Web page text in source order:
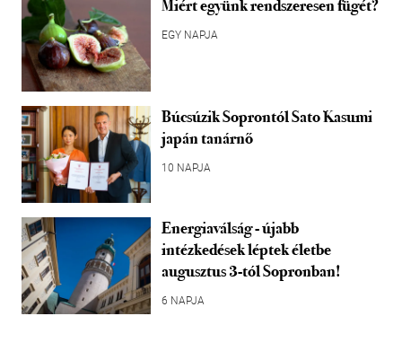
Miért együnk rendszeresen fügét?
EGY NAPJA
Búcsúzik Soprontól Sato Kasumi
japán tanárnő
10 NAPJA
Energiaválság - újabb
intézkedések léptek életbe
augusztus 3-tól Sopronban!
6 NAPJA